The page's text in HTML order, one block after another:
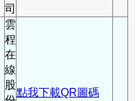
司
雲
程
在
線
股
點我下載QR圖碼